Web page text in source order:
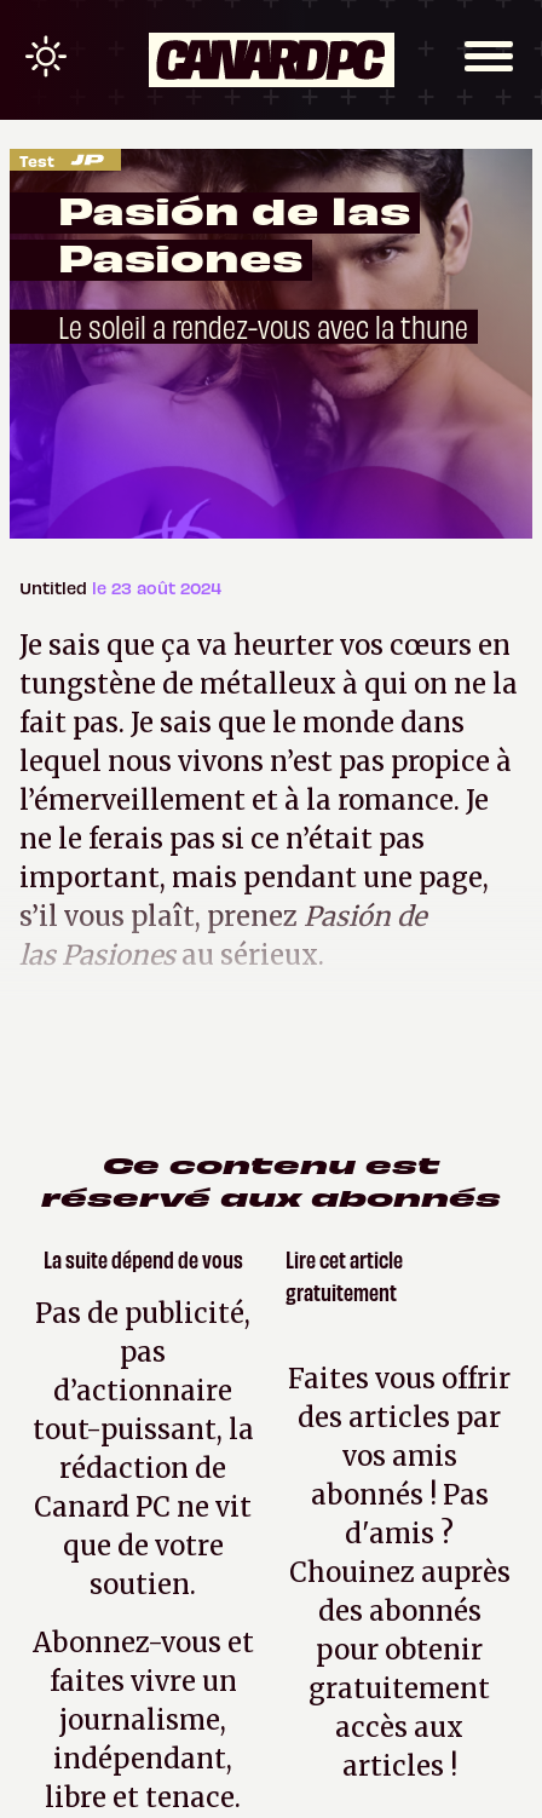
Test
Pasión de las
Pasiones
Le soleil a rendez-vous avec la thune
Untitled le 23 août 2024
Je sais que ça va heurter vos cœurs en
tungstène de métalleux à qui on ne la
fait pas. Je sais que le monde dans
lequel nous vivons n’est pas propice à
l’émerveillement et à la romance. Je
ne le ferais pas si ce n’était pas
important, mais pendant une page,
s’il vous plaît, prenez Pasión de
las Pasionesau sérieux.
Ce contenu est
réservé aux abonnés
La suite dépend de vous
Pas de publicité,
pas
d’actionnaire
tout-puissant, la
rédaction de
Canard PC ne vit
que de votre
soutien.
Abonnez-vous et
faites vivre un
journalisme,
indépendant,
libre et tenace.
Lire cet article
gratuitement
Faites vous offrir
des articles par
vos amis
abonnés ! Pas
d'amis ?
Chouinez auprès
des abonnés
pour obtenir
gratuitement
accès aux
articles !